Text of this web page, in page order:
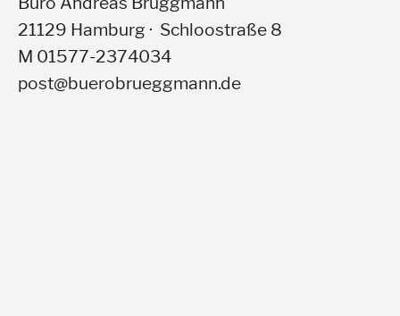
21129 Hamburg · Schloostraße 8
M 01577-2374034
post@buerobrueggmann.de